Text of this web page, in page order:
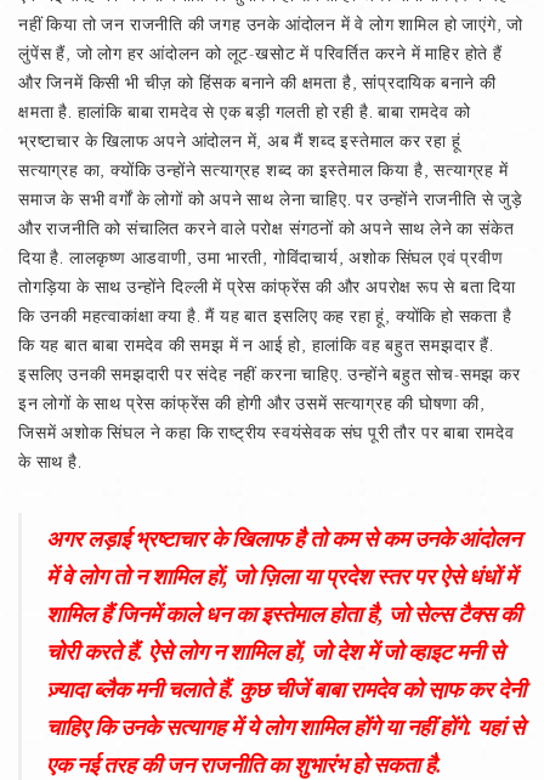
नहीं किया तो जन राजनीति की जगह उनके आंदोलन में वे लोग शामिल हो जाएंगे, जो
लुंपेंस हैं, जो लोग हर आंदोलन को लूट-खसोट में परिवर्तित करने में माहिर होते हैं
और जिनमें किसी भी चीज़ को हिंसक बनाने की क्षमता है, सांप्रदायिक बनाने की
क्षमता है. हालांकि बाबा रामदेव से एक बड़ी गलती हो रही है. बाबा रामदेव को
भ्रष्टाचार के खिलाफ अपने आंदोलन में, अब मैं शब्द इस्तेमाल कर रहा हूं
सत्याग्रह का, क्योंकि उन्होंने सत्याग्रह शब्द का इस्तेमाल किया है, सत्याग्रह में
समाज के सभी वर्गों के लोगों को अपने साथ लेना चाहिए. पर उन्होंने राजनीति से जुड़े
और राजनीति को संचालित करने वाले परोक्ष संगठनों को अपने साथ लेने का संकेत
दिया है. लालकृष्ण आडवाणी, उमा भारती, गोविंदाचार्य, अशोक सिंघल एवं प्रवीण
तोगड़िया के साथ उन्होंने दिल्ली में प्रेस कांफ्रेंस की और अपरोक्ष रूप से बता दिया
कि उनकी महत्वाकांक्षा क्या है. मैं यह बात इसलिए कह रहा हूं, क्योंकि हो सकता है
कि यह बात बाबा रामदेव की समझ में न आई हो, हालांकि वह बहुत समझदार हैं.
इसलिए उनकी समझदारी पर संदेह नहीं करना चाहिए. उन्होंने बहुत सोच-समझ कर
इन लोगों के साथ प्रेस कांफ्रेंस की होगी और उसमें सत्याग्रह की घोषणा की,
जिसमें अशोक सिंघल ने कहा कि राष्ट्रीय स्वयंसेवक संघ पूरी तौर पर बाबा रामदेव
के साथ है.
अगर लड़ाई भ्रष्टाचार के खिलाफ है तो कम से कम उनके आंदोलन
में वे लोग तो न शामिल हों, जो ज़िला या प्रदेश स्तर पर ऐसे धंधों में
शामिल हैं जिनमें काले धन का इस्तेमाल होता है, जो सेल्स टैक्स की
चोरी करते हैं. ऐसे लोग न शामिल हों, जो देश में जो व्हाइट मनी से
ज़्यादा ब्लैक मनी चलाते हैं. कुछ चीजें बाबा रामदेव को सा़फ कर देनी
चाहिए कि उनके सत्यागह में ये लोग शामिल होंगे या नहीं होंगे. यहां से
एक नई तरह की जन राजनीति का शुभारंभ हो सकता है.